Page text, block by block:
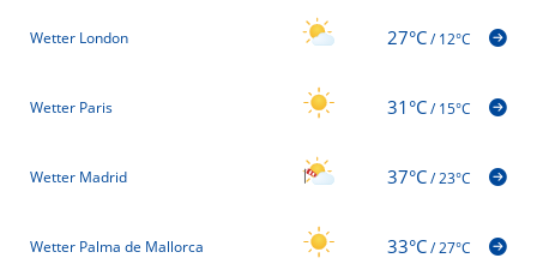
Wetter London 27°C/12°C
Wetter Paris 31°C/15°C
Wetter Madrid 37°C/23°C
Wetter Palma de Mallorca 33°C/27°C